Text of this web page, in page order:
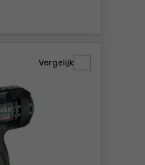
Vergelijk